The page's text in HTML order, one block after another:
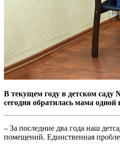
В текущем году в детском саду
сегодня обратилась мама
– За последние два года наш
помещений. Единственная